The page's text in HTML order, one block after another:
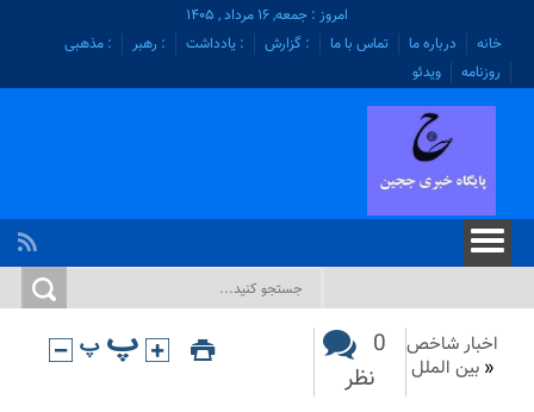
امروز : جمعه, ۱۶ مرداد , ۱۴۰۵
خانه
درباره ما تماس با ما : گزارش : یادداشت : رهبر
: مذهبی
روزنامه
ویدئو
اخبار شاخص
« بین الملل
0
نظر